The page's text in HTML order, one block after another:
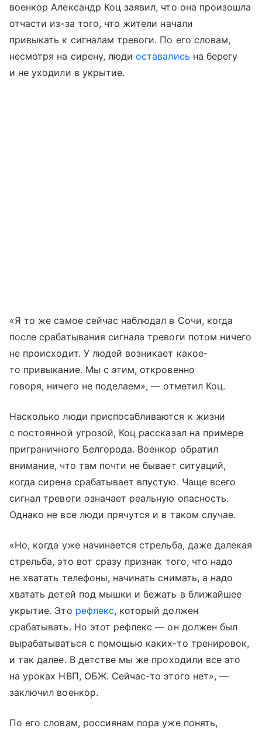
военкор Александр Коц заявил, что она произошла
отчасти из-за того, что жители начали
привыкать к сигналам тревоги. По его словам,
несмотря на сирену, людиоставались на берегу
и не уходили в укрытие.
«Я то же самое сейчас наблюдал в Сочи, когда
после срабатывания сигнала тревоги потом ничего
не происходит. У людей возникает какое-
то привыкание. Мы с этим, откровенно
говоря, ничего не поделаем», — отметил Коц.
Насколько люди приспосабливаются к жизни
с постоянной угрозой, Коц рассказал на примере
приграничного Белгорода. Военкор обратил
внимание, что там почти не бывает ситуаций,
когда сирена срабатывает впустую. Чаще всего
сигнал тревоги означает реальную опасность.
Однако не все люди прячутся и в таком случае.
«Но, когда уже начинается стрельба, даже далекая
стрельба, это вот сразу признак того, что надо
не хватать телефоны, начинать снимать, а надо
хватать детей под мышки и бежать в ближайшее
укрытие. Это рефлекс, который должен
срабатывать. Но этот рефлекс — он должен был
вырабатываться с помощью каких-то тренировок,
и так далее. В детстве мы же проходили все это
на уроках НВП, ОБЖ. Сейчас-то этого нет», —
заключил военкор.
По его словам, россиянам пора уже понять,